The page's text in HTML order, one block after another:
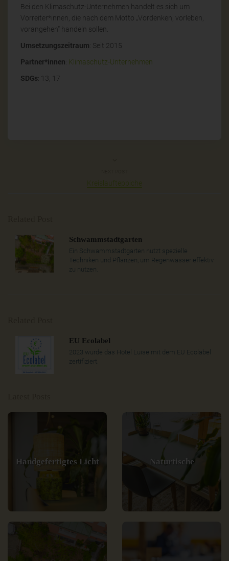
Bei den Klimaschutz-Unternehmen handelt es sich um
Vorreiter*innen, die nach dem Motto „Vordenken, vorleben,
vorangehen“ handeln sollen.
Umsetzungszeitraum: Seit 2015
Partner*innen: Klimaschutz-Unternehmen
SDGs: 13, 17
Kreislaufteppiche
Schwammstadtgarten
Ein Schwammstadtgarten nutzt spezielle
Techniken und Pflanzen, um Regenwasser effektiv
zu nutzen.
EU Ecolabel
2023 wurde das Hotel Luise mit dem EU Ecolabel
zertifiziert.
Handgefertigtes Licht Naturtische